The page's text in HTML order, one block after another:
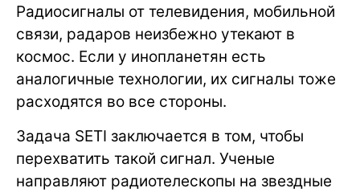
Радиосигналы от телевидения, мобильной
связи, радаров неизбежно утекают в
космос. Если у инопланетян есть
аналогичные технологии, их сигналы тоже
расходятся во все стороны.
Задача SETI заключается в том, чтобы
перехватить такой сигнал. Ученые
направляют радиотелескопы на звездные